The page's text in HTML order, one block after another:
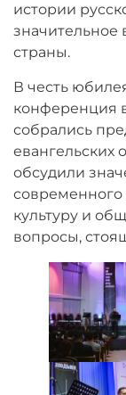
истории
значительное
страны.
В честь
конференция
собрались
евангельских
обсудили
современного
культуру и
вопросы,